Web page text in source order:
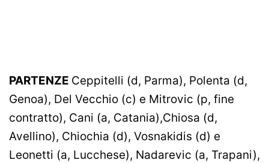
PARTENZE Ceppitelli (d, Parma), Polenta (d,
Genoa), Del Vecchio (c) e Mitrovic (p, fine
contratto), Cani (a, Catania),Chiosa (d,
Avellino), Chiochia (d), Vosnakidis (d) e
Leonetti (a, Lucchese), Nadarevic (a, Trapani),